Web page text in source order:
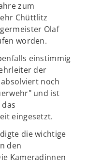
zum
Chüttlitz
Olaf
worden.
einstimmig
der
noch
und ist
eingesetzt.
die wichtige
den
Kameradinnen